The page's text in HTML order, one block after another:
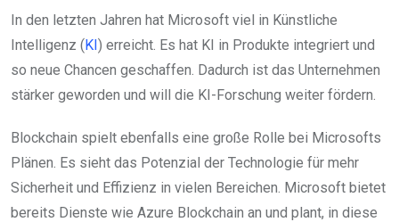
In den letzten Jahren hat Microsoft viel in Künstliche
Intelligenz (KI) erreicht. Es hat KI in Produkte integriert und
so neue Chancen geschaffen. Dadurch ist das Unternehmen
stärker geworden und will die KI-Forschung weiter fördern.
Blockchain spielt ebenfalls eine große Rolle bei Microsofts
Plänen. Es sieht das Potenzial der Technologie für mehr
Sicherheit und Effizienz in vielen Bereichen. Microsoft bietet
bereits Dienste wie Azure Blockchain an und plant, in diese